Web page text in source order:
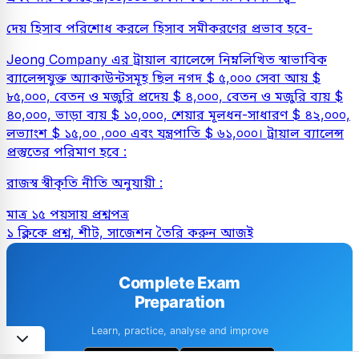
দেয় হিসাব পরিশোধ করলে হিসাব সমীকরণের প্রভাব হবে-
Jeong Company এর ট্রায়াল ব্যালেন্সে নিম্নলিখিত স্বাভাবিক
ব্যালেন্সযুক্ত অ্যাকাউন্টসমূহ ছিল নগদ $ ৫,০০০ সেবা আয় $
৮৫,০০০, বেতন ও মজুরি প্রদেয় $ ৪,০০০, বেতন ও মজুরি ব্যয় $
৪০,০০০, ভাড়া ব্যয় $ ১০,০০০, শেয়ার মূলধন-সাধারণ $ ৪২,০০০,
লভ্যাংশ $ ১৫,০০ ,০০০ এবং যন্ত্রপাতি $ ৬১,০০০। ট্রায়াল ব্যালেন্স
প্রস্তুতের পরিমাণ হবে :
রাজস্ব স্বীকৃতি নীতি অনুযায়ী :
মাত্র ১৫ পয়সায় প্রশ্নপত্র
১ ক্লিকে প্রশ্ন, শীট, সাজেশন তৈরি করুন আজই
Complete Exam
Preparation
Learn, practice, analyse and improve